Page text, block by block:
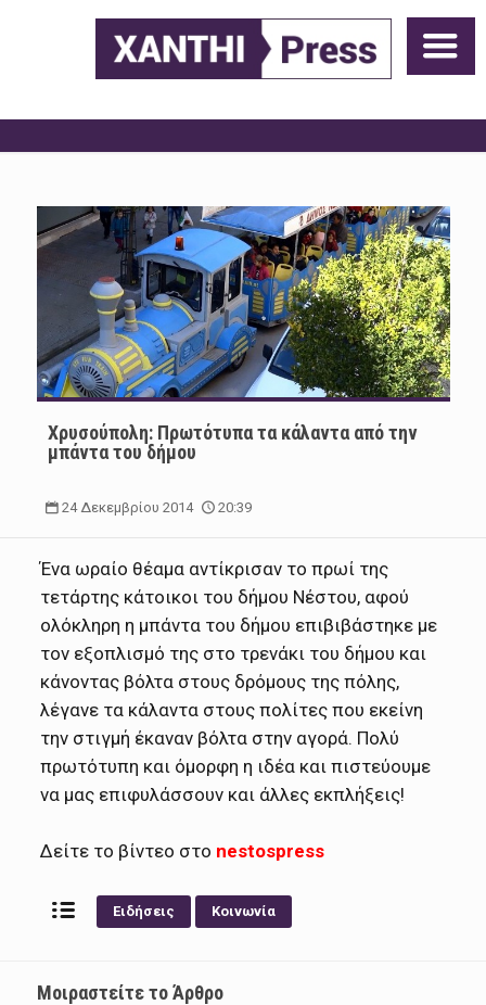
Χρυσούπολη: Πρωτότυπα τα κάλαντα από την
μπάντα του δήμου
24 Δεκεμβρίου 2014 20:39
Ένα ωραίο θέαμα αντίκρισαν το πρωί της
τετάρτης κάτοικοι του δήμου Νέστου, αφού
ολόκληρη η μπάντα του δήμου επιβιβάστηκε με
τον εξοπλισμό της στο τρενάκι του δήμου και
κάνοντας βόλτα στους δρόμους της πόλης,
λέγανε τα κάλαντα στους πολίτες που εκείνη
την στιγμή έκαναν βόλτα στην αγορά. Πολύ
πρωτότυπη και όμορφη η ιδέα και πιστεύουμε
να μας επιφυλάσσουν και άλλες εκπλήξεις!
Δείτε το βίντεο στο nestospress
Ειδήσεις Κοινωνία
Μοιραστείτε το Άρθρο